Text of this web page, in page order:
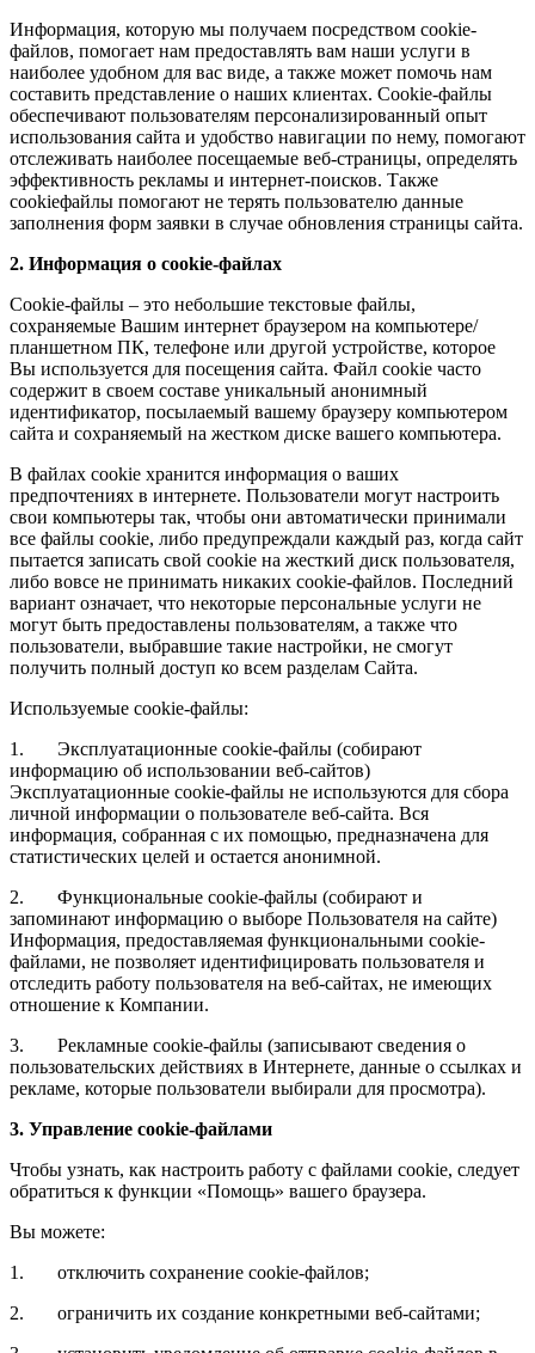
Информация, которую мы получаем посредством cookie-
файлов, помогает нам предоставлять вам наши услуги в
наиболее удобном для вас виде, а также может помочь нам
составить представление о наших клиентах. Cookie-файлы
обеспечивают пользователям персонализированный опыт
использования сайта и удобство навигации по нему, помогают
отслеживать наиболее посещаемые веб-страницы, определять
эффективность рекламы и интернет-поисков. Также
cookieфайлы помогают не терять пользователю данные
заполнения форм заявки в случае обновления страницы сайта.
2. Информация о cookie-файлах
Cookie-файлы – это небольшие текстовые файлы,
сохраняемые Вашим интернет браузером на компьютере/
планшетном ПК, телефоне или другой устройстве, которое
Вы используется для посещения сайта. Файл cookie часто
содержит в своем составе уникальный анонимный
идентификатор, посылаемый вашему браузеру компьютером
сайта и сохраняемый на жестком диске вашего компьютера.
В файлах cookie хранится информация о ваших
предпочтениях в интернете. Пользователи могут настроить
свои компьютеры так, чтобы они автоматически принимали
все файлы cookie, либо предупреждали каждый раз, когда сайт
пытается записать свой cookie на жесткий диск пользователя,
либо вовсе не принимать никаких cookie-файлов. Последний
вариант означает, что некоторые персональные услуги не
могут быть предоставлены пользователям, а также что
пользователи, выбравшие такие настройки, не смогут
получить полный доступ ко всем разделам Сайта.
Используемые cookie-файлы:
1. Эксплуатационные cookie-файлы (собирают
информацию об использовании веб-сайтов)
Эксплуатационные cookie-файлы не используются для сбора
личной информации о пользователе веб-сайта. Вся
информация, собранная с их помощью, предназначена для
статистических целей и остается анонимной.
2. Функциональные cookie-файлы (собирают и
запоминают информацию о выборе Пользователя на сайте)
Информация, предоставляемая функциональными cookie-
файлами, не позволяет идентифицировать пользователя и
отследить работу пользователя на веб-сайтах, не имеющих
отношение к Компании.
3. Рекламные cookie-файлы (записывают сведения о
пользовательских действиях в Интернете, данные о ссылках и
рекламе, которые пользователи выбирали для просмотра).
3. Управление cookie-файлами
Чтобы узнать, как настроить работу с файлами cookie, следует
обратиться к функции «Помощь» вашего браузера.
Вы можете:
1. отключить сохранение cookie-файлов;
2. ограничить их создание конкретными веб-сайтами;